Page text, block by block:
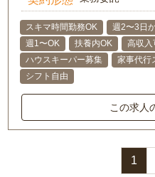
スキマ時間勤務OK 週2〜3日
週1〜OK
扶養内OK 高収入
ハウスキーパー募集
家事代行
シフト自由
この求人
1